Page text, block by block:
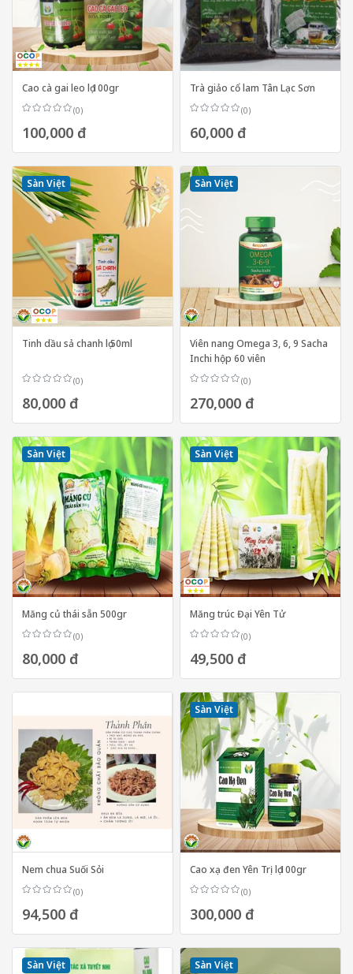
Cao cà gai leo lọ 100gr
(0)
100,000 đ
Trà giảo cổ lam Tân Lạc Sơn
(0)
60,000 đ
Sàn Việt
Tinh dầu sả chanh lọ 50ml
(0)
80,000 đ
Sàn Việt
Viên nang Omega 3, 6, 9 Sacha
Inchi hộp 60 viên
(0)
270,000 đ
Sàn Việt
Măng củ thái sẵn 500gr
(0)
80,000 đ
Sàn Việt
Măng trúc Đại Yên Tử
(0)
49,500 đ
Nem chua Suối Sỏi
(0)
94,500 đ
Sàn Việt
Cao xạ đen Yên Trị lọ 100gr
(0)
300,000 đ
Sàn Việt Sàn Việt